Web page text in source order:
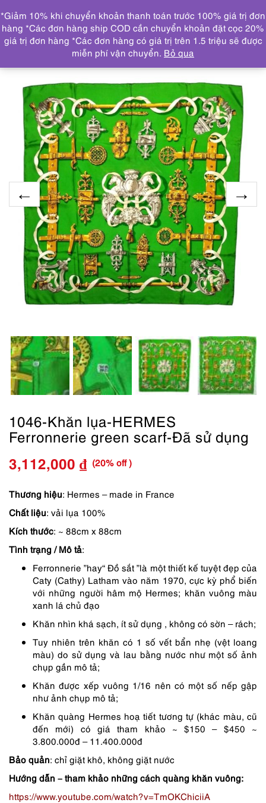
DANH MỤC
Trang chủ THƯƠNG HIỆU NỔI BẬT HERMES
1046-
Khăn lụa-HERMES Ferronnerie green scarf-Đã sử dụng
1046-Khăn lụa-HERMES
Ferronnerie green scarf-Đã sử dụng
Giá
gốc
là:
3,890,000 ₫.
3,112,000 ₫
Giá
hiện
tại
là:
(20% off )
Thương hiệu: Hermes – made in France
Chất liệu: vải lụa 100%
Kích thước: ~ 88cm x 88cm
Tình trạng / Mô tả:
Ferronnerie ”hay“ Đồ sắt ”là một thiết kế tuyệt đẹp của
Caty (Cathy) Latham vào năm 1970, cực kỳ phổ biến
với những người hâm mộ Hermes; khăn vuông màu
xanh lá chủ đạo
Khăn nhìn khá sạch, ít sử dụng , không có sờn – rách;
Tuy nhiên trên khăn có 1 số vết bẩn nhẹ (vệt loang
màu) do sử dụng và lau bằng nước như một số ảnh
chụp gần mô tả;
Khăn được xếp vuông 1/16 nên có một số nếp gập
như ảnh chụp mô tả;
Khăn quàng Hermes hoạ tiết tương tự (khác màu, cũ
đến mới) có giá tham khảo ~ $150 – $450 ~
3.800.000đ – 11.400.000đ
Bảo quản: chỉ giặt khô, không giặt nước
Hướng dẫn – tham khảo những cách quàng khăn vuông:
https://www.youtube.com/watch?v=TmOKChiciiA
*Giảm 10% khi chuyển khoản thanh toán trước 100% giá trị đơn
hàng *Các đơn hàng ship COD cần chuyển khoản đặt cọc 20%
giá trị đơn hàng *Các đơn hàng có giá trị trên 1.5 triệu sẽ được
miễn phí vận chuyển. Bỏ qua